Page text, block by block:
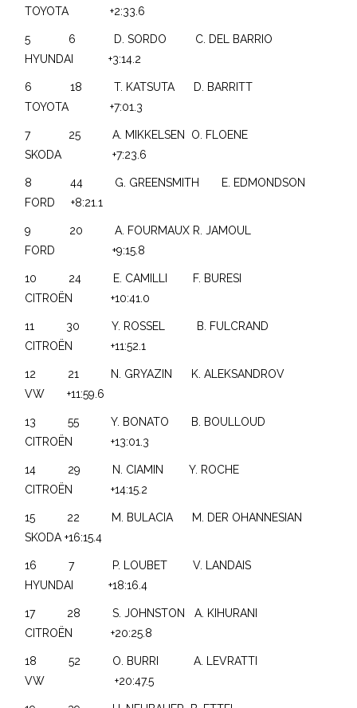
TOYOTA +2:33.6
5 6 D. SORDO C. DEL BARRIO
HYUNDAI +3:14.2
6 18 T. KATSUTA D. BARRITT
TOYOTA +7:01.3
7 25 A. MIKKELSEN O. FLOENE
SKODA +7:23.6
8 44 G. GREENSMITH E. EDMONDSON
FORD +8:21.1
9 20 A. FOURMAUX R. JAMOUL
FORD +9:15.8
10 24 E. CAMILLI F. BURESI
CITROËN +10:41.0
11 30 Y. ROSSEL B. FULCRAND
CITROËN +11:52.1
12 21 N. GRYAZIN K. ALEKSANDROV
VW +11:59.6
13 55 Y. BONATO B. BOULLOUD
CITROËN +13:01.3
14 29 N. CIAMIN Y. ROCHE
CITROËN +14:15.2
15 22 M. BULACIA M. DER OHANNESIAN
SKODA +16:15.4
16 7 P. LOUBET V. LANDAIS
HYUNDAI +18:16.4
17 28 S. JOHNSTON A. KIHURANI
CITROËN +20:25.8
18 52 O. BURRI A. LEVRATTI
VW +20:47.5